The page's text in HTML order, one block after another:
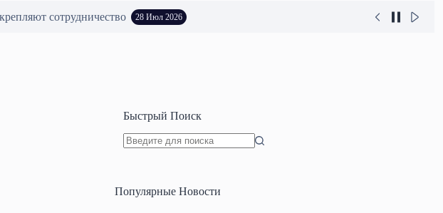
17 Июл 2026
Быстрый Поиск
Популярные Новости